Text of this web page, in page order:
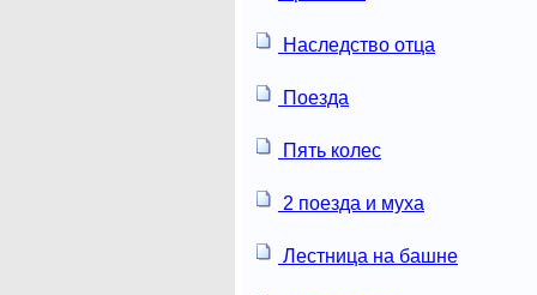
Наследство отца
Поезда
Пять колес
2 поезда и муха
Лестница на башне